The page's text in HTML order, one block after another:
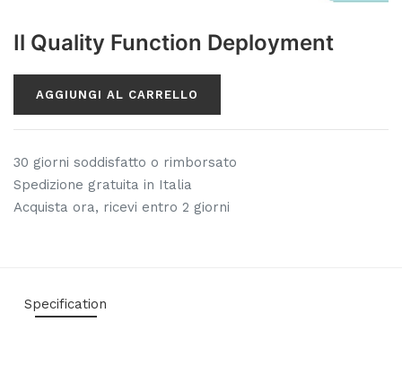
Il Quality Function Deployment
AGGIUNGI AL CARRELLO
30 giorni soddisfatto o rimborsato
Spedizione gratuita in Italia
Acquista ora, ricevi entro 2 giorni
Specification